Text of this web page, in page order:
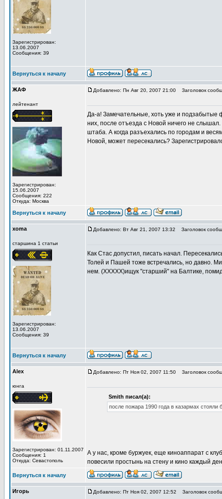
Зарегистрирован:
13.06.2007
Сообщения: 39
Вернуться к началу
ЖАФ
лейтенант
Зарегистрирован:
15.06.2007
Сообщения: 222
Откуда: Москва
Добавлено: Пн Авг 20, 2007 21:00 Заголовок
Да-а! Замечательные, хоть уже и подзабытые
них, после отъезда с Новой ничего не
штаба. А когда разъехались по городам и
Новой, может пересекались?
Вернуться к началу
xoma
старшина 1 статьи
Зарегистрирован:
13.06.2007
Сообщения: 39
Добавлено: Вт Авг 21, 2007 13:32 Заголовок
Как Стас допустил, писать начал.
Толей и Пашей тоже встречались, но давно.
нем. (ХХХХХ)ищук "старший" на Балтике,
Вернуться к началу
Alex
юнга
Зарегистрирован: 01.11.2007
Сообщения: 1
Откуда: Севастополь
Добавлено: Пт Ноя 02, 2007 11:50 Заголовок
Smith писал(а):
после пожара 1990 года в казармах стояли
А у нас, кроме буржуек, еще киноаппарат с
повесили простынь на стену и кино каждый
Вернуться к началу
Игорь Добавлено: Пт Ноя 02, 2007 12:52 Заголовок